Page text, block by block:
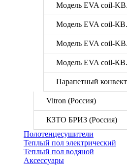
Модель EVA coil-
Модель EVA coil-
Модель EVA coil-
Модель EVA coil-
Парапетный
Vitron (Россия)
КЗТО БРИЗ (Россия)
Полотенцесушители
Теплый пол электрический
Теплый пол водяной
Аксессуары